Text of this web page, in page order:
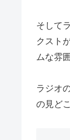
そして
クスト
ムな雰
ラジオ
の見ど